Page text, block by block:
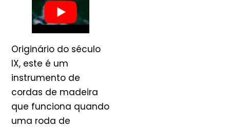
Originário do século
IX, este é um
instrumento de
cordas de madeira
que funciona quando
uma roda de